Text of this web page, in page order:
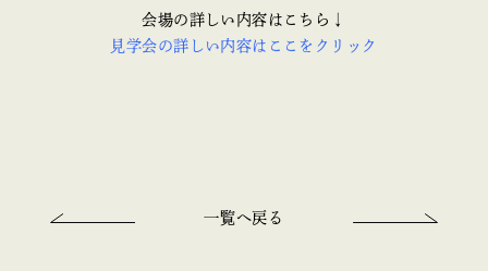
会場の詳しい内容はこちら↓
見学会の詳しい内容はここをクリック
一覧へ戻る